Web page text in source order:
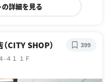
詳細を見る
CITY SHOP）
-４１ １Ｆ
399